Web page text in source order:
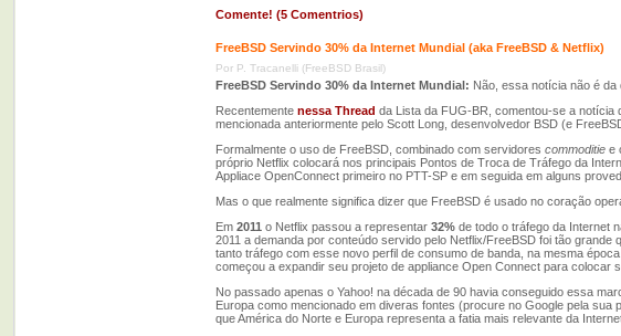
Comente! (5 Comentrios)
FreeBSD Servindo 30% da Internet Mundial (aka FreeBSD & Netflix)
Por P. Tracanelli (FreeBSD Brasil)
FreeBSD Servindo 30% da Internet Mundial: Não, essa notícia não é da
Recentemente nessa Thread da Lista da FUG-BR, comentou-se a notícia
mencionada anteriormente pelo Scott Long, desenvolvedor BSD (e
Formalmente o uso de FreeBSD, combinado com servidores commoditie e
próprio Netflix colocará nos principais Pontos de Troca de Tráfego da
Appliace OpenConnect primeiro no PTT-SP e em seguida em alguns
Mas o que realmente significa dizer que FreeBSD é usado no coração
Em 2011 o Netflix passou a representar 32% de todo o tráfego da Internet
2011 a demanda por conteúdo servido pelo Netflix/FreeBSD foi tão
tanto tráfego com esse novo perfil de consumo de banda, na mesma
começou a expandir seu projeto de appliance Open Connect para
No passado apenas o Yahoo! na década de 90 havia conseguido essa
Europa como mencionado em diveras fontes (procure no Google pela
que América do Norte e Europa representa a fatia mais relevante da